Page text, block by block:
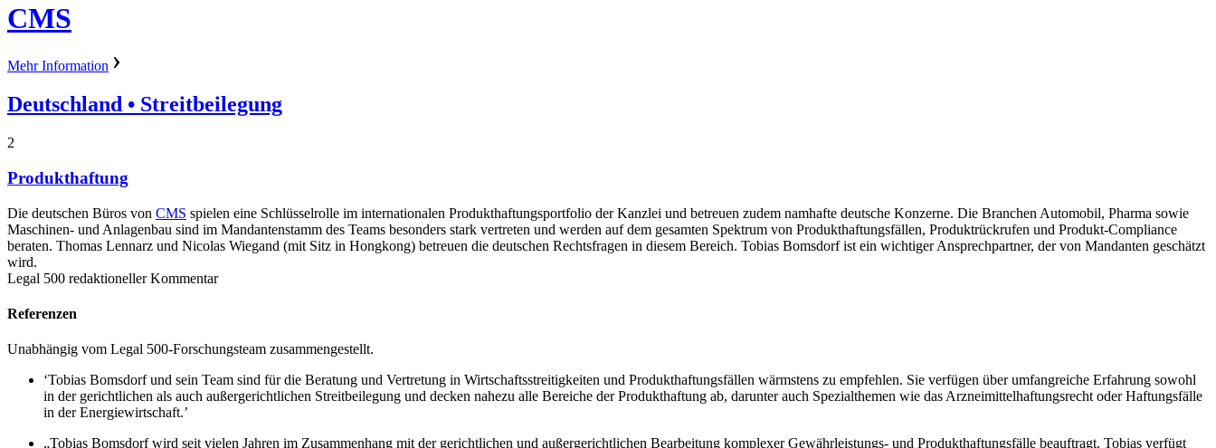
CMS
Mehr Information
Deutschland • Streitbeilegung
2
Produkthaftung
Die deutschen Büros von CMS spielen eine Schlüsselrolle im internationalen Produkthaftungsportfolio der Kanzlei und betreuen zudem namhafte deutsche Konzerne. Die Branchen Automobil, Pharma sowie
Maschinen- und Anlagenbau sind im Mandantenstamm des Teams besonders stark vertreten und werden auf dem gesamten Spektrum von Produkthaftungsfällen, Produktrückrufen und Produkt-Compliance
beraten. Thomas Lennarz und Nicolas Wiegand (mit Sitz in Hongkong) betreuen die deutschen Rechtsfragen in diesem Bereich. Tobias Bomsdorf ist ein wichtiger Ansprechpartner, der von Mandanten geschätzt
wird.
Legal 500 redaktioneller Kommentar
Referenzen
Unabhängig vom Legal 500-Forschungsteam zusammengestellt.
‘Tobias Bomsdorf und sein Team sind für die Beratung und Vertretung in Wirtschaftsstreitigkeiten und Produkthaftungsfällen wärmstens zu empfehlen. Sie verfügen über umfangreiche Erfahrung sowohl
in der gerichtlichen als auch außergerichtlichen Streitbeilegung und decken nahezu alle Bereiche der Produkthaftung ab, darunter auch Spezialthemen wie das Arzneimittelhaftungsrecht oder Haftungsfälle
in der Energiewirtschaft.’
„Tobias Bomsdorf wird seit vielen Jahren im Zusammenhang mit der gerichtlichen und außergerichtlichen Bearbeitung komplexer Gewährleistungs- und Produkthaftungsfälle beauftragt. Tobias verfügt